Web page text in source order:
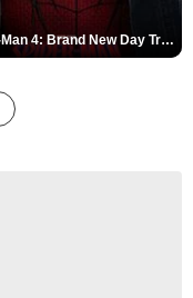
Spider-Man 4: Brand New Day Trailer (3) DF